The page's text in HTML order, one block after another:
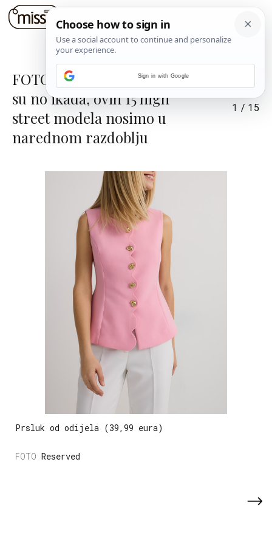
FOTO: Prsluci od odijela ljepši
su no ikada, ovih 15 high
street modela nosimo u
narednom razdoblju
1 / 15
Prsluk od odijela (39,99 eura)
Reserved
Sign in with Google